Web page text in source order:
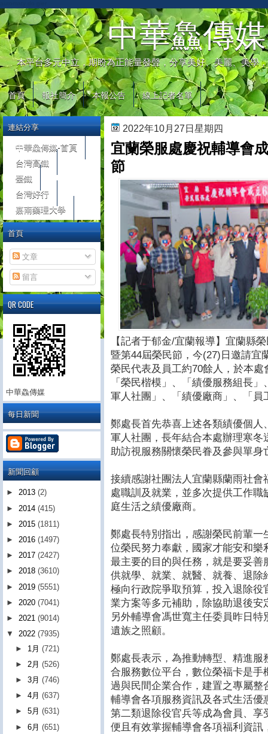
中華鱻傳媒
本平台多元中立，期盼為正能量發聲，分享美好、美麗、美學
首頁 報社簡介 本報公告 線上記者名單
2022年10月27日星期四
宜蘭榮服處慶祝輔導會
節
【記者于郁金/宜蘭報導】宜蘭縣
暨第44屆榮民節，今(27)日邀請宜
榮民代表及員工約70餘人，於本
「榮民楷模」、「績優服務組長
軍人社團」、「績優廠商」、「員
鄭處長首先恭喜上述各類績優個
軍人社團，長年結合本處辦理寒
助訪視服務關懷榮民眷及參與單
接續感謝社團法人宜蘭縣蘭雨社
處職訓及就業，並多次提供工作
庭生活之績優廠商。
鄭處長特別指出，感謝榮民前輩
位榮民努力奉獻，國家才能安和
最主要的目的與任務，就是要妥
供就學、就業、就醫、就養、退
極向行政院爭取預算，投入退除
業方案等多元補助，除協助退後
另外輔導會馮世寬主任委員昨日
遺族之照顧。
鄭處長表示，為推動轉型、精進
合服務數位平台，數位榮福卡是
過與民間企業合作，建置之專屬
輔導會各項服務資訊及各式生活
第二類退除役官兵等成為會員、
便且有效掌握輔導會各項福利資
連結分享
中華鱻傳媒-首頁
台灣高鐵
臺鐵
台灣好行
嘉南藥理大學
首頁
文章
留言
QR CODE
中華鱻傳媒
每日新聞
新聞回顧
► 2013 (2)
► 2014 (415)
► 2015 (1811)
► 2016 (1497)
► 2017 (2427)
► 2018 (3610)
► 2019 (5551)
► 2020 (7041)
► 2021 (9014)
▼ 2022 (7935)
► 1月(721)
► 2月(526)
►3月(746)
►4月(637)
►5月(631)
►6月(651)